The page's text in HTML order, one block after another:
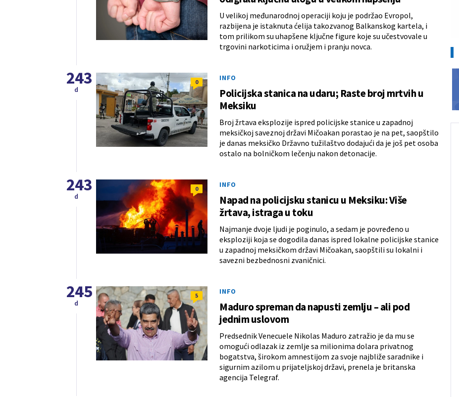
U velikoj međunarodnoj operaciji koju je podržao Evropol,
razbijena je istaknuta ćelija takozvanog Balkanskog kartela, i
tom prilikom su uhapšene ključne figure koje su učestvovale u
trgovini narkoticima i oružjem i pranju novca.
0 INFO
Policijska stanica na udaru; Raste broj mrtvih u
Meksiku
Broj žrtava eksplozije ispred policijske stanice u zapadnoj
meksičkoj saveznoj državi Mičoakan porastao je na pet, saopštilo
je danas meksičko Državno tužilaštvo dodajući da je još pet osoba
ostalo na bolničkom lečenju nakon detonacije.
243
d
0 INFO
Napad na policijsku stanicu u Meksiku: Više
žrtava, istraga u toku
Najmanje dvoje ljudi je poginulo, a sedam je povređeno u
eksploziji koja se dogodila danas ispred lokalne policijske stanice
u zapadnoj meksičkom državi Mičoakan, saopštili su lokalni i
savezni bezbednosni zvaničnici.
243
d
5 INFO
Maduro spreman da napusti zemlju – ali pod
jednim uslovom
Predsednik Venecuele Nikolas Maduro zatražio je da mu se
omogući odlazak iz zemlje sa milionima dolara privatnog
bogatstva, širokom amnestijom za svoje najbliže saradnike i
sigurnim azilom u prijateljskoj državi, prenela je britanska
agencija Telegraf.
245
d